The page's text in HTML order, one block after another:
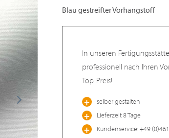
Blau gestreifter Vorhangstoff
In unseren
professionell nach Ihren
Top-Preis!
selber gestalten
Lieferzeit 8 Tage
Kundenservice: +49